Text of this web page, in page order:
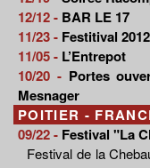
12/12 - BAR LE 17
11/23 - Festitival 2012
11/05 - L’Entrepot
10/20 - Portes
Mesnager
POITIER -
09/22 - Festival "La
Festival de la